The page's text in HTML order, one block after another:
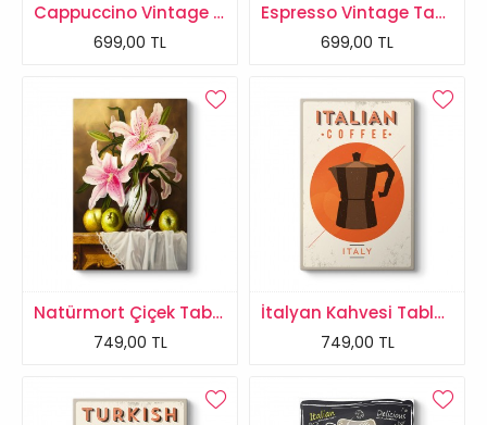
Cappuccino Vintage Tablo
699,00 TL
Espresso Vintage Tablo
699,00 TL
Natürmort Çiçek Tablosu
749,00 TL
İtalyan Kahvesi Tablosu
749,00 TL